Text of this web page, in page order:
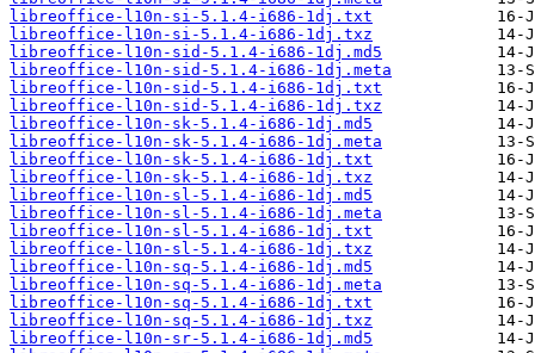
libreoffice-l10n-si-5.1.4-i686-1dj.txt
libreoffice-l10n-si-5.1.4-i686-1dj.txz
libreoffice-l10n-sid-5.1.4-i686-1dj.md5
libreoffice-l10n-sid-5.1.4-i686-1dj.meta
libreoffice-l10n-sid-5.1.4-i686-1dj.txt
libreoffice-l10n-sid-5.1.4-i686-1dj.txz
libreoffice-l10n-sk-5.1.4-i686-1dj.md5
libreoffice-l10n-sk-5.1.4-i686-1dj.meta
libreoffice-l10n-sk-5.1.4-i686-1dj.txt
libreoffice-l10n-sk-5.1.4-i686-1dj.txz
libreoffice-l10n-sl-5.1.4-i686-1dj.md5
libreoffice-l10n-sl-5.1.4-i686-1dj.meta
libreoffice-l10n-sl-5.1.4-i686-1dj.txt
libreoffice-l10n-sl-5.1.4-i686-1dj.txz
libreoffice-l10n-sq-5.1.4-i686-1dj.md5
libreoffice-l10n-sq-5.1.4-i686-1dj.meta
libreoffice-l10n-sq-5.1.4-i686-1dj.txt
libreoffice-l10n-sq-5.1.4-i686-1dj.txz
libreoffice-l10n-sr-5.1.4-i686-1dj.md5